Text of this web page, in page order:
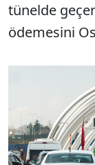
tünelde
ödemesini